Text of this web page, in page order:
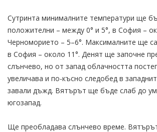
Сутринта минималните температури ще
положителни – между 0° и 5°, в София –
Черноморието – 5–6°. Максималните ще
в София – около 11°. Денят ще започне
слънчево, но от запад облачността
увеличава и по-късно следобед в
завали дъжд. Вятърът ще бъде слаб до
югозапад.
Ще преобладава слънчево време.